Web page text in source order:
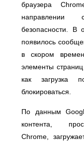
браузера
направлении
безопасности. В
появилось
в скором
элементы
как загрузка
блокироваться.
По данным
контента,
Chrome,